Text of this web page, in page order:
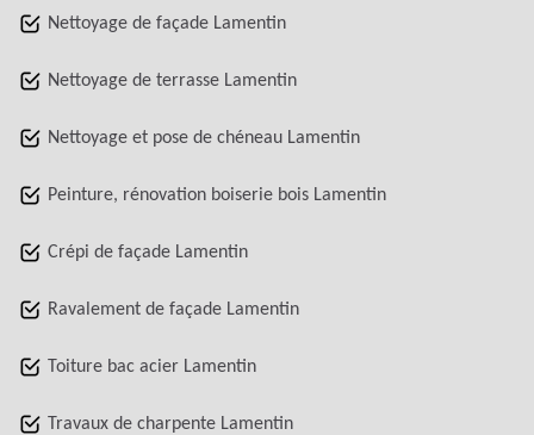
Nettoyage de façade Lamentin
Nettoyage de terrasse Lamentin
Nettoyage et pose de chéneau Lamentin
Peinture, rénovation boiserie bois Lamentin
Crépi de façade Lamentin
Ravalement de façade Lamentin
Toiture bac acier Lamentin
Travaux de charpente Lamentin